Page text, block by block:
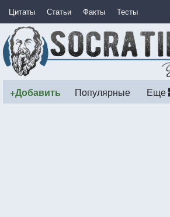
Цитаты Статьи Факты Тесты
+Добавить Популярные Еще